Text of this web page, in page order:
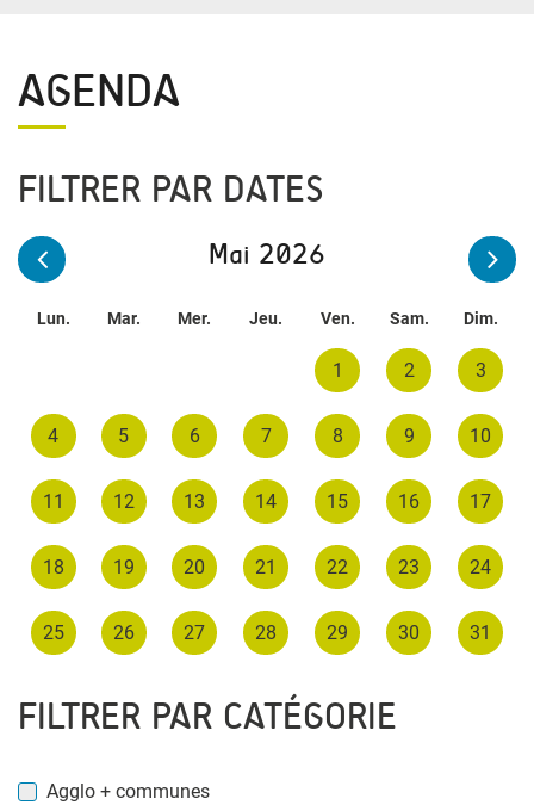
AGENDA
FILTRER PAR DATES
Mai 2026
Lun. Mar. Mer. Jeu. Ven. Sam. Dim.
1 2 3
4 5 6 7 8 9 10
11 12 13 14 15 16 17
18 19 20 21 22 23 24
25 26 27 28 29 30 31
FILTRER PAR CATÉGORIE
Agglo + communes